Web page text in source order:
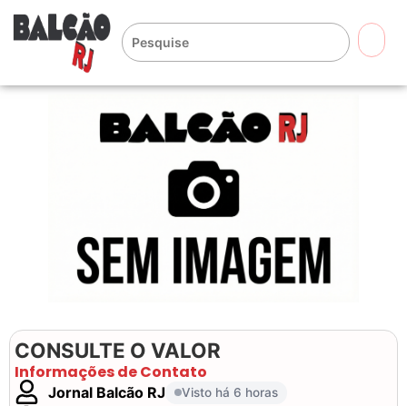
CONSULTE O VALOR
Informações de Contato
Jornal Balcão RJ Visto há 6 horas